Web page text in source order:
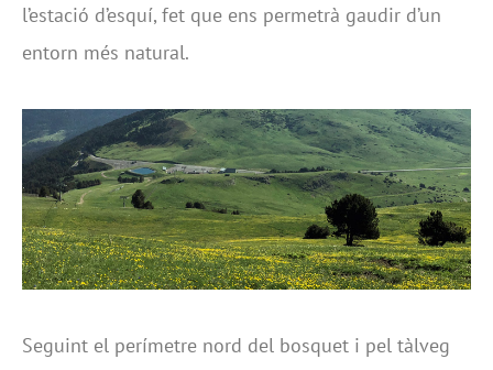
l’estació d’esquí, fet que ens permetrà gaudir d’un
entorn més natural.
Seguint el perímetre nord del bosquet i pel tàlveg